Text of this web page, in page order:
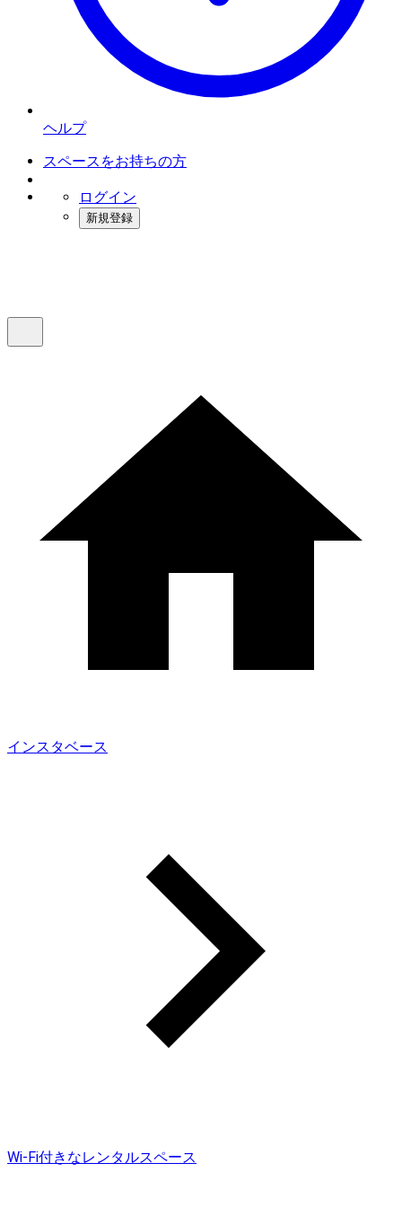
ヘルプ
スペースをお持ちの方
ログイン
新規登録
インスタベース
Wi-Fi付きなレンタルスペース